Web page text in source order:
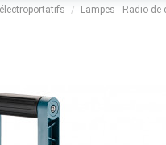
Lampes - Radio